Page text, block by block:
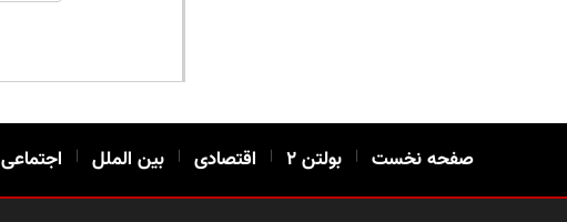
صفحه نخست | بولتن ۲ | اقتصادی | بین الملل | اجتماعی